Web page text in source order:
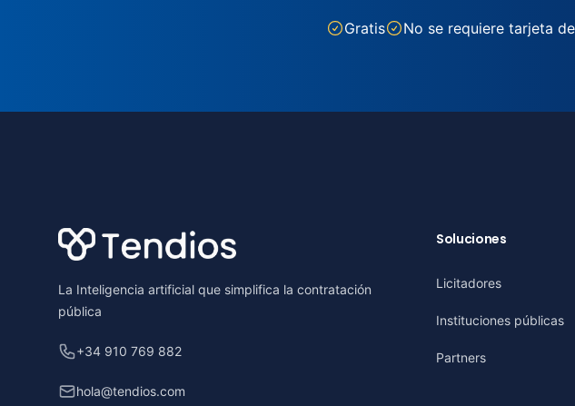
Gratis No se requiere tarjeta
La Inteligencia artificial que simplifica la contratación
pública
+34 910 769 882
hola@tendios.com
Soluciones
Licitadores
Instituciones públicas
Partners